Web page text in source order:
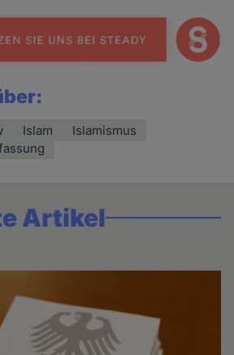
Islam
Islamismus
Artikel